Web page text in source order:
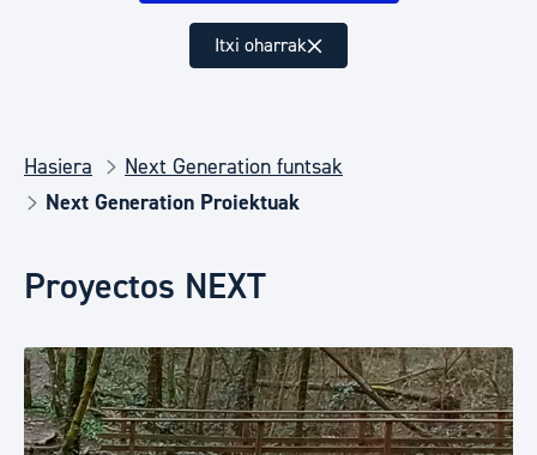
Itxi oharrak
Hasiera
Next Generation funtsak
Next Generation Proiektuak
Proyectos NEXT